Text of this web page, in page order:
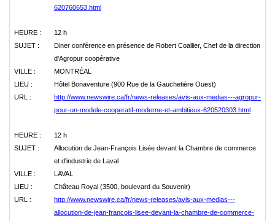
620760653.html
HEURE :
12 h
SUJET :
Diner conférence en présence de Robert Coallier, Chef de la direction
d'Agropur coopérative
VILLE :
MONTRÉAL
LIEU :
Hôtel Bonaventure (900 Rue de la Gauchetière Ouest)
URL :
http://www.newswire.ca/fr/news-releases/avis-aux-medias---agropur-
pour-un-modele-cooperatif-moderne-et-ambitieux-620520303.html
HEURE :
12 h
SUJET :
Allocution de Jean-François Lisée devant la Chambre de commerce
et d'industrie de Laval
VILLE :
LAVAL
LIEU :
Château Royal (3500, boulevard du Souvenir)
URL :
http://www.newswire.ca/fr/news-releases/avis-aux-medias---
allocution-de-jean-francois-lisee-devant-la-chambre-de-commerce-